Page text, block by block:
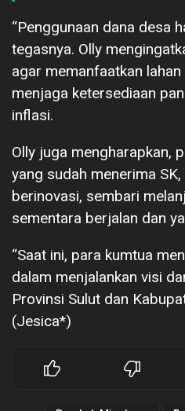
“Penggunaan dana desa
tegasnya. Olly
agar memanfaatkan
menjaga ketersediaan
inflasi.
Olly juga mengharapkan,
yang sudah menerima
berinovasi, sembari
sementara berjalan dan
“Saat ini, para kumtua
dalam menjalankan visi
Provinsi Sulut dan
(Jesica*)